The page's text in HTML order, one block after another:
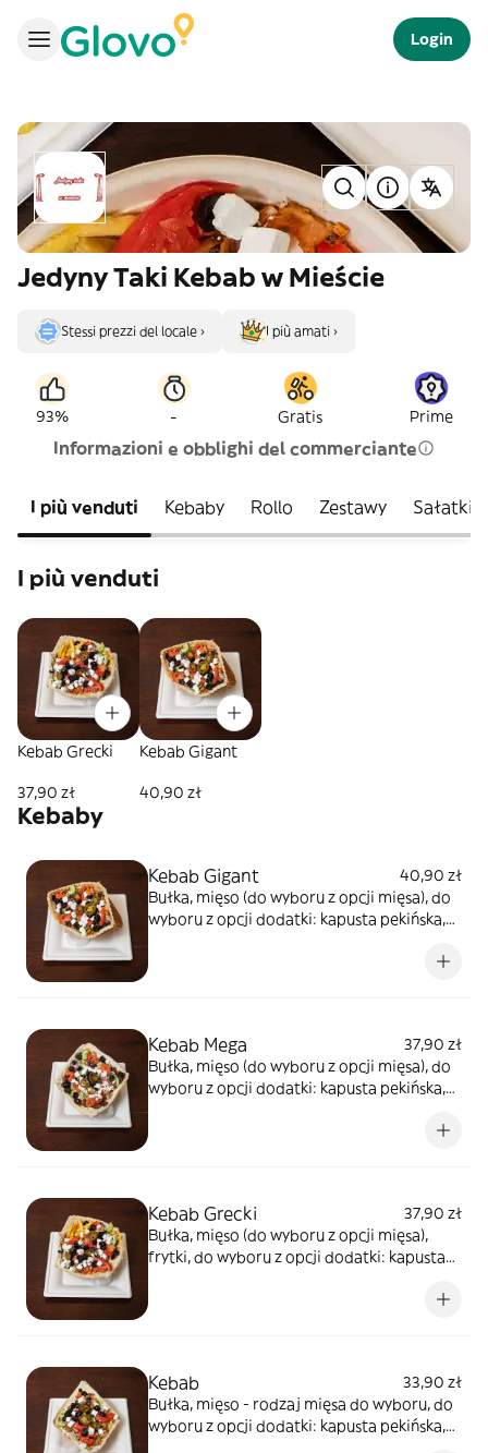
Login
Jedyny Taki Kebab w Mieście
Stessi prezzi del locale › I più amati ›
93% - Gratis Prime
Informazioni e obblighi del commerciante
I più venduti Kebaby Rollo Zestawy Sałatki
I più venduti
Kebab Grecki
37,90 zł
Kebab Gigant
40,90 zł
Kebaby
Kebab Gigant
40,90 zł
Bułka, mięso (do wyboru z opcji mięsa), do
wyboru z opcji dodatki: kapusta pekińska,
sałatkowy, oliwki, papryczki pikantne, sosy
Kebab Mega
37,90 zł
Bułka, mięso (do wyboru z opcji mięsa), do
wyboru z opcji dodatki: kapusta pekińska,
sałatkowy, oliwki, papryczki pikantne, Sosy
Kebab Grecki
37,90 zł
Bułka, mięso (do wyboru z opcji mięsa),
frytki, do wyboru z opcji dodatki: kapusta
ser sałatkowy, oliwki, papryczki pikantne,
Kebab
33,90 zł
Bułka, mięso - rodzaj mięsa do wyboru, do
wyboru z opcji dodatki: kapusta pekińska,